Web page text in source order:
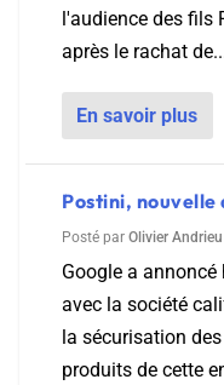
l'audience des fils
après le rachat
En savoir plus
Postini, nouvelle
Posté par Olivier Andrieu
Google a
avec la société
la sécurisation
produits de cette